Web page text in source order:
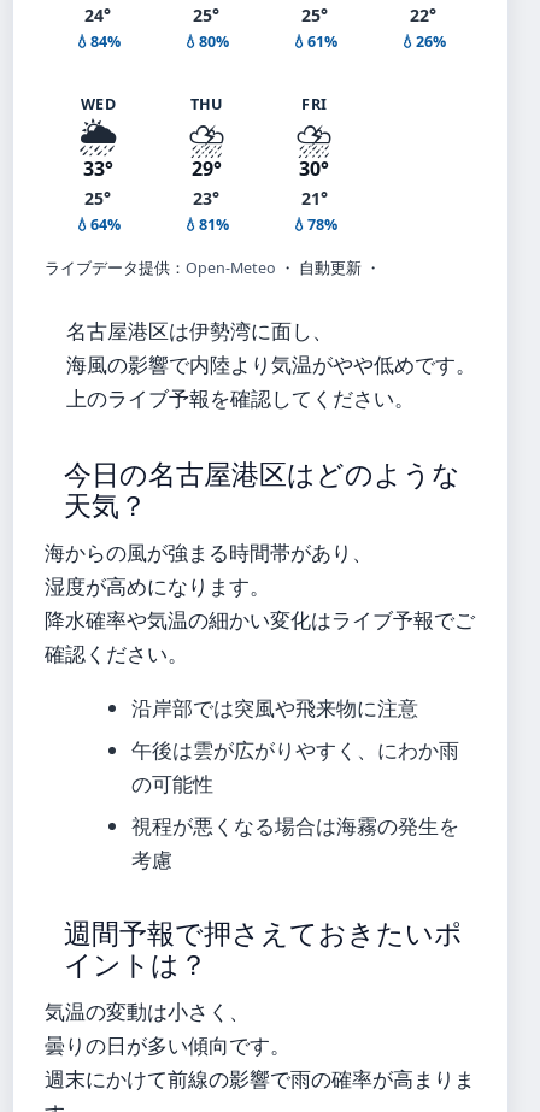
24°
💧84%
25°
💧80%
25°
💧61%
22°
💧26%
WED
🌦️
33°
25°
💧64%
THU
⛈️
29°
23°
💧81%
FRI
⛈️
30°
21°
💧78%
ライブデータ提供： Open-Meteo ・ 自動更新 ・
名古屋港区は伊勢湾に面し、
海風の影響で内陸より気温がやや低めです。
上のライブ予報を確認してください。
今日の名古屋港区はどのような
天気？
海からの風が強まる時間帯があり、
湿度が高めになります。
降水確率や気温の細かい変化はライブ予報でご
確認ください。
沿岸部では突風や飛来物に注意
午後は雲が広がりやすく、にわか雨
の可能性
視程が悪くなる場合は海霧の発生を
考慮
週間予報で押さえておきたいポ
イントは？
気温の変動は小さく、
曇りの日が多い傾向です。
週末にかけて前線の影響で雨の確率が高まりま